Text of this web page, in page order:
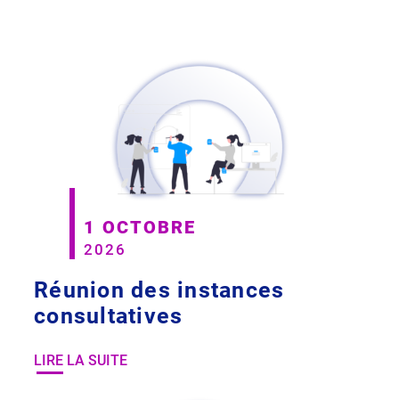
1 OCTOBRE
2026
Réunion des instances
consultatives
LIRE LA SUITE